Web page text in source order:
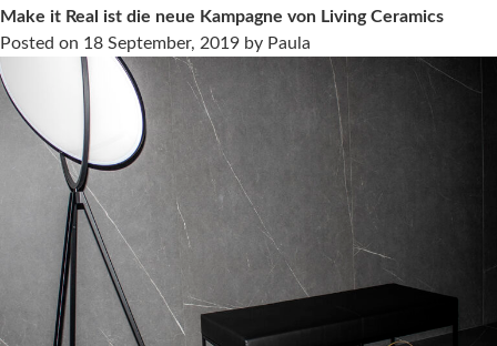
besucht
Messe
Coverings
2018
Make it Real ist die neue Kampagne von Living Ceramics
Posted on 18 September, 2019 by Paula